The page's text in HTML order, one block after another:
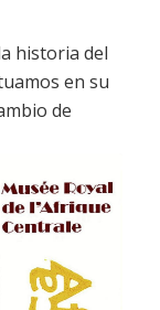
historia del
en su
de